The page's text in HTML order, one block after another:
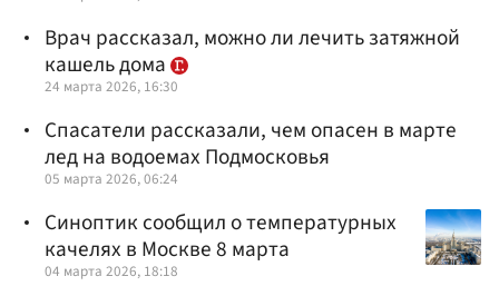
Врач рассказал, можно ли лечить затяжной
кашель дома
24 марта 2026, 16:30
Спасатели рассказали, чем опасен в марте
лед на водоемах Подмосковья
05 марта 2026, 06:24
Синоптик сообщил о температурных
качелях в Москве 8 марта
04 марта 2026, 18:18